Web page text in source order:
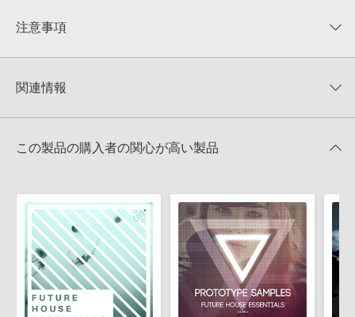
★★★★★
★5
★4
★1
注意事項
KONTAKTフォーマットは、
でお使いいただけます。無償版のKONTAKT PLAYERではお使いい
4GBを超えるデータに関するご注意：FAT32でフォーマットされた
きます際には、NTFSやHFS＋でフォーマットされたHDDをご用意
いただく必要がございます。
製品の購入手続き完了後、受注確認メールとシリアルナンバーをお
知らせするメールの2通が送信されます。メールに記載されており
ます説明に沿って、製品のダウンロード／導入を行って下さい。
サンプルパック製品には、原則として日本語版操作マニュアルをご
用意しておりません。ご購入後のご不明点や詳細に関するお問い合
関連情報
この製品の購入者の関心が高い製品